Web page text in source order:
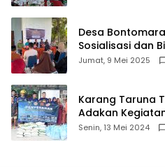
Desa
Sosialisasi dan
ID
Jumat, 9 Mei 2025
Karang Taruna
Adakan
Dhuafa dan
Senin, 13 Mei 2024